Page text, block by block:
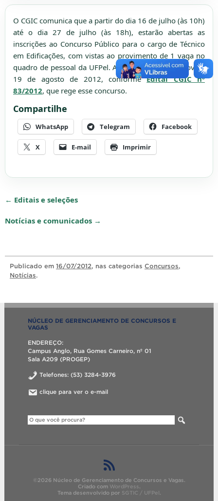
O CGIC comunica que a partir do dia 16 de julho (às 10h)
até o dia 27 de julho (às 18h), estarão abertas as
inscrições ao Concurso Público para o cargo de Técnico
em Edificações, com vistas ao provimento de 1 vaga no
quadro de pessoal da UFPel. A data provável de prova é
19 de agosto de 2012, conformeEdital CGIC nº
83/2012, que rege esse concurso.
Compartilhe
WhatsApp Telegram Facebook
X E-mail Imprimir
← Editais e seleções
Notícias e comunicados →
Publicado em 16/07/2012, nas categorias Concursos,
Notícias.
NÚCLEO DE GERENCIAMENTO DE CONCURSOS E
VAGAS
ENDEREÇO:
Campus Anglo, Rua Gomes Carneiro, nº 01
Sala A209 (PROGEP)
Telefones: (53) 3284-3976
clique para ver o e-mail
©2026 Núcleo de Gerenciamento de Concursos e Vagas.
Criado com WordPress.
Tema desenvolvido por SGTIC / UFPel .